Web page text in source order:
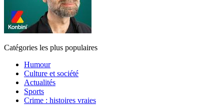
Catégories les plus populaires
Humour
Culture et société
Actualités
Sports
Crime : histoires vraies